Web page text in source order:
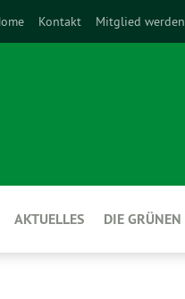
Kontakt Mitglied werden
AKTUELLES DIE GRÜNEN